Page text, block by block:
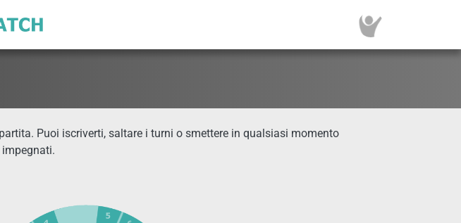
Puoi iscriverti, saltare i turni o smettere in qualsiasi momento